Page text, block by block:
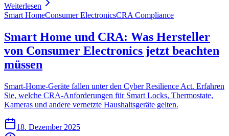
Weiterlesen
Smart HomeConsumer ElectronicsCRA Compliance
Smart Home und CRA: Was Hersteller
von Consumer Electronics jetzt beachten
müssen
Smart-Home-Geräte fallen unter den Cyber Resilience Act. Erfahren
Sie, welche CRA-Anforderungen für Smart Locks, Thermostate,
Kameras und andere vernetzte Haushaltsgeräte gelten.
18. Dezember 2025